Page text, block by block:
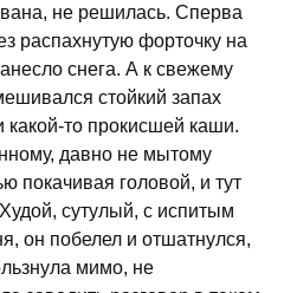
не решилась. Сперва
распахнутую форточку на
снега. А к свежему
стойкий запах
какой-то прокисшей каши.
давно не мытому
покачивая головой, и тут
сутулый, с испитым
он побелел и отшатнулся,
мимо, не